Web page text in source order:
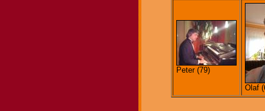
Peter (79)
Olaf